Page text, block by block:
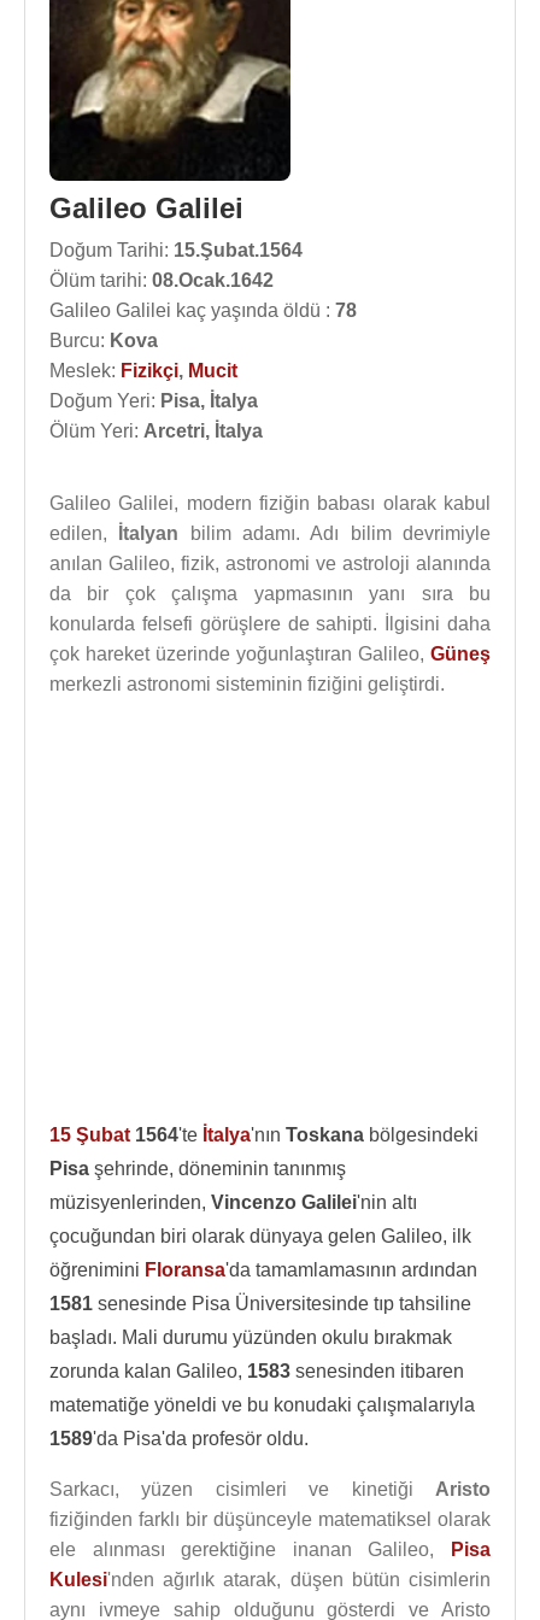
Galileo Galilei
Doğum Tarihi: 15.Şubat.1564
Ölüm tarihi: 08.Ocak.1642
Galileo Galilei kaç yaşında öldü : 78
Burcu: Kova
Meslek: Fizikçi, Mucit
Doğum Yeri: Pisa, İtalya
Ölüm Yeri: Arcetri, İtalya
Galileo Galilei, modern fiziğin babası olarak kabul
edilen,
İtalyan bilim adamı. Adı bilim devrimiyle
anılan Galileo, fizik, astronomi ve astroloji alanında
da bir çok çalışma yapmasının yanı sıra bu
konularda felsefi görüşlere de sahipti. İlgisini daha
çok hareket üzerinde yoğunlaştıran Galileo, Güneş
merkezli astronomi sisteminin fiziğini geliştirdi.
15 Şubat 1564'te İtalya'nın Toskana bölgesindeki
Pisa şehrinde, döneminin tanınmış
müzisyenlerinden, Vincenzo Galilei'nin altı
çocuğundan biri olarak dünyaya gelen Galileo, ilk
öğrenimini Floransa'da tamamlamasının ardından
1581 senesinde Pisa Üniversitesinde tıp tahsiline
başladı. Mali durumu yüzünden okulu bırakmak
zorunda kalan Galileo, 1583 senesinden itibaren
matematiğe yöneldi ve bu konudaki çalışmalarıyla
1589'da Pisa'da profesör oldu.
Sarkacı, yüzen cisimleri ve kinetiği Aristo
fiziğinden farklı bir düşünceyle matematiksel olarak
ele alınması gerektiğine inanan Galileo,
Pisa
Kulesi'nden ağırlık atarak, düşen bütün cisimlerin
aynı ivmeye sahip olduğunu gösterdi ve Aristo